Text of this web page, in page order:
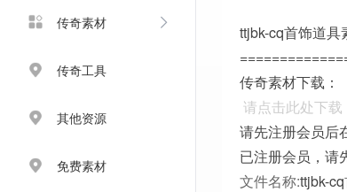
传奇素材
传奇工具
其他资源
免费素材
ttjbk-cq首饰道具
传奇素材下载：
请点击此处下载
请先注册会员后
已注册会员，请
文件名称:ttjbk-